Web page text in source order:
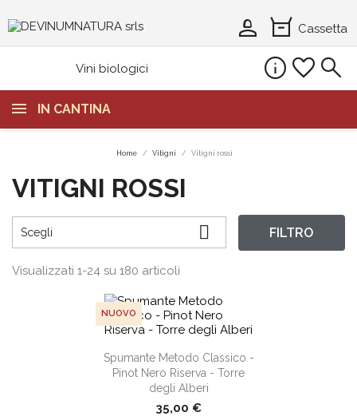
orders Cassetta
person_2
Vini biologici infofavoritesearch
IN CANTINA
Home Vitigni Vitigni rossi
VITIGNI ROSSI
Scegli  FILTRO
Visualizzati 1-24 su 180 articoli
shopping_cart
Spumante Metodo Classico -
Pinot Nero Riserva - Torre
degli Alberi
35,00 €
NUOVO